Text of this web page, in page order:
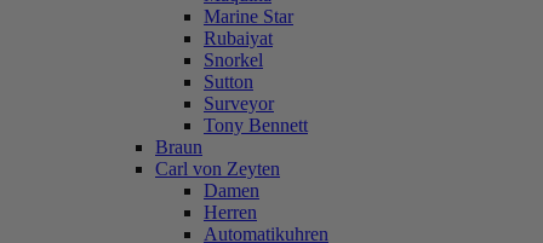
Marine Star
Rubaiyat
Snorkel
Sutton
Surveyor
Tony Bennett
Braun
Carl von Zeyten
Damen
Herren
Automatikuhren